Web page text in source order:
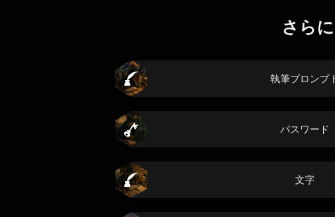
さら
執筆プロンプ
パスワード
文字